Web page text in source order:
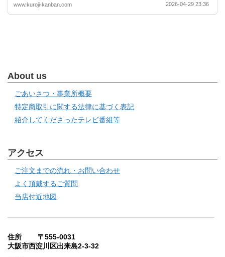
www.kuroji-kanban.com 2026-04-29 23:36
About us
ごあいさつ・事業所概要
特定商取引に関する法律に基づく表記
紹介してくださったテレビ番組等
アクセス
ご注文までの流れ・お問い合わせ
よく頂戴するご質問
当店付近地図
住所 〒555-0031
大阪市西淀川区出来島2-3-32